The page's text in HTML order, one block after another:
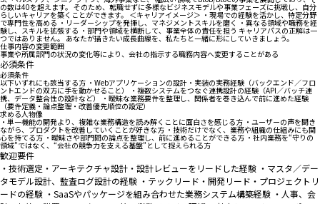
の数は40を超えます。 そのため、転職せずに多様なビジネスモデルや事業フェーズに挑戦し、自分
らしいキャリアを築くことができます。 ＜キャリアイメージ＞ ・現場での経験を活かし、特定分野
で専門性を高める ・リーダーシップを発揮し、マネジメントスキルを磨く ・異なる領域や職務を経
験し、スキルを拡張する ・部門や領域を横断して、事業全体の責任を担う キャリアパスの正解は一
つではありません。 あなたが描きたい成長曲線を、私たちと一緒に形にしていきましょう。
仕事内容の変更範囲
事業や所属部門の状況の変化等により、会社の指示する職務内容へ変更することがある
必須条件
必須条件
以下いずれにも該当する方 ・Webアプリケーションの設計・実装の実務経験（バックエンド／フロ
ントエンドの双方に手を動かせること） ・複数システムをつなぐ連携設計の経験（API／バッチ連
携、データ整合性の設計など） ・曖昧な業務要件を整理し、関係者を巻き込んで前に進めた経験
（要件定義・論点整理・改善優先順位の設定）
求める人物像
・単一機能の開発より、複雑な業務構造を読み解くことに面白さを感じる方 ・ユーザーの声を聞き
ながら、プロダクトを改善していくことが好きな方 ・技術だけでなく、業務や組織の仕組みにも関
心を持てる方 ・曖昧さや部門間の論点を整理し、前に進めることができる方 ・社内業務を“守りの
領域”ではなく、“会社の競争力を支える基盤”として捉えられる方
歓迎要件
・技術選定・アーキテクチャ設計・設計レビューをリードした経験 ・マスタ／デー
タモデル設計、監査ログ設計の経験 ・テックリード・開発リード・プロジェクトリ
ードの経験 ・SaaSやパッケージを組み合わせた業務システム構築経験 ・人事、会